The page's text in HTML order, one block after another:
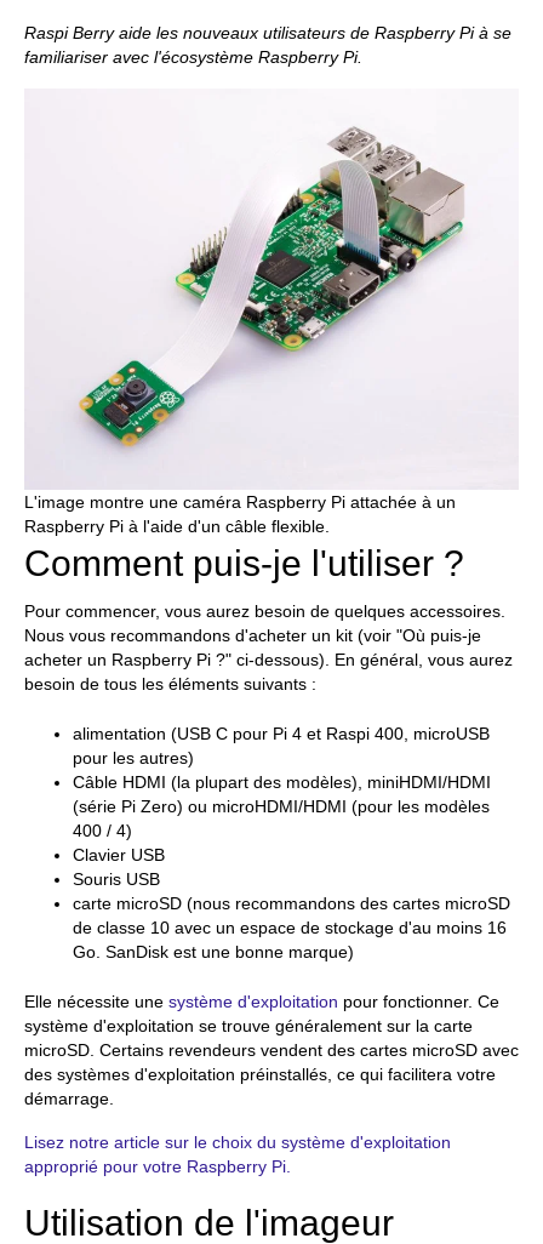
Raspi Berry aide les nouveaux utilisateurs de Raspberry Pi à se
familiariser avec l'écosystème Raspberry Pi.
L'image montre une caméra Raspberry Pi attachée à un
Raspberry Pi à l'aide d'un câble flexible.
Comment puis-je l'utiliser ?
Pour commencer, vous aurez besoin de quelques accessoires.
Nous vous recommandons d'acheter un kit (voir "Où puis-je
acheter un Raspberry Pi ?" ci-dessous). En général, vous aurez
besoin de tous les éléments suivants :
alimentation (USB C pour Pi 4 et Raspi 400, microUSB
pour les autres)
Câble HDMI (la plupart des modèles), miniHDMI/HDMI
(série Pi Zero) ou microHDMI/HDMI (pour les modèles
400 / 4)
Clavier USB
Souris USB
carte microSD (nous recommandons des cartes microSD
de classe 10 avec un espace de stockage d'au moins 16
Go. SanDisk est une bonne marque)
Elle nécessite une système d'exploitation pour fonctionner. Ce
système d'exploitation se trouve généralement sur la carte
microSD. Certains revendeurs vendent des cartes microSD avec
des systèmes d'exploitation préinstallés, ce qui facilitera votre
démarrage.
Lisez notre article sur le choix du système d'exploitation
approprié pour votre Raspberry Pi.
Utilisation de l'imageur